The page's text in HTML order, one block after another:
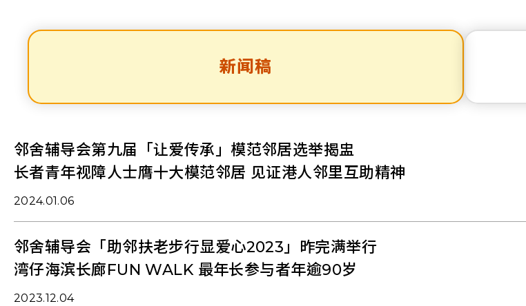
新闻稿
邻舍辅导会第九届「让爱传承」模范邻居选举揭盅
长者青年视障人士膺十大模范邻居 见证港人邻里互助精神
2024.01.06
邻舍辅导会「助邻扶老步行显爱心2023」昨完满举行
湾仔海滨长廊FUN WALK 最年长参与者年逾90岁
2023.12.04
曲/编曲：郭盖愆 监制：谭子舜